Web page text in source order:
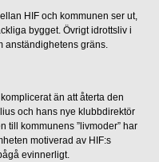
HIF och kommunen ser ut,
bygget. Övrigt idrottsliv i
anständighetens gräns.
än att återta den
och hans nye klubbdirektör
till kommunens ”livmoder” har
motiverad av HIF:s
evinnerligt.